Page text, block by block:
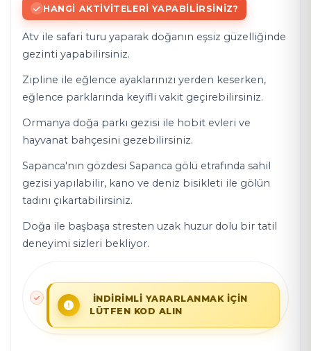
HANGI AKTIVITELERI YAPABILIRSINIZ?
Atv ile safari turu yaparak doğanın eşsiz güzelliğinde
gezinti yapabilirsiniz.
Zipline ile eğlence ayaklarınızı yerden keserken,
eğlence parklarında keyifli vakit geçirebilirsiniz.
Ormanya doğa parkı gezisi ile hobit evleri ve
hayvanat bahçesini gezebilirsiniz.
Sapanca'nın gözdesi Sapanca gölü etrafında sahil
gezisi yapılabilir, kano ve deniz bisikleti ile gölün
tadını çıkartabilirsiniz.
Doğa ile başbaşa stresten uzak huzur dolu bir tatil
deneyimi sizleri bekliyor.
İNDİRİMLİ YARARLANMAK İÇİN
LÜTFEN KOD ALIN